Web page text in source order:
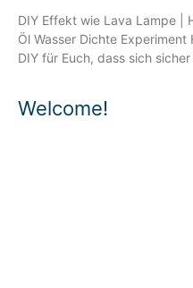
Welcome!
DIY Effekt wie Lava Lampe |
Öl Wasser Dichte
DIY für Euch, dass sich